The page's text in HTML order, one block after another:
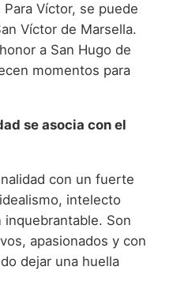
Víctor, se puede
Víctor de Marsella.
a San Hugo de
momentos para
se asocia con el
con un fuerte
intelecto
Son
apasionados y con
dejar una huella